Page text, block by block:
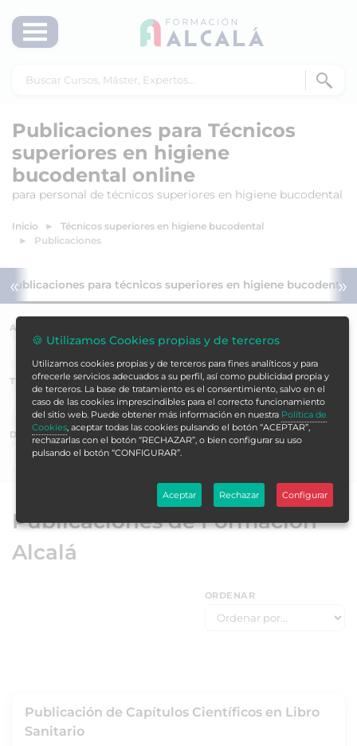
Publicaciones para Técnicos
superiores en higiene
bucodental online
para personal de técnicos superiores en higiene bucodental
Inicio
Técnicos superiores en higiene bucodental
Publicaciones
«
Publicaciones para técnicos superiores en higiene bucodental
»
ACREDITACIÓN
TEMÁTICAS
DURACIÓN EN HORAS
Publicaciones de Formación
Alcalá
ORDENAR
Publicación de Capítulos Científicos en Libro
Sanitario
🍪 Utilizamos Cookies propias y de terceros
Utilizamos cookies propias y de terceros para fines analíticos y para
ofrecerle servicios adecuados a su perfil, así como publicidad propia y
de terceros. La base de tratamiento es el consentimiento, salvo en el
caso de las cookies imprescindibles para el correcto funcionamiento
del sitio web. Puede obtener más información en nuestra Política de
Cookies, aceptar todas las cookies pulsando el botón “ACEPTAR”,
rechazarlas con el botón “RECHAZAR”, o bien configurar su uso
pulsando el botón “CONFIGURAR”.
Aceptar Rechazar Configurar